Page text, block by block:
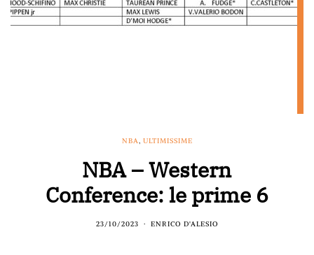
NBA, ULTIMISSIME
NBA – Western
Conference: le prime 6
23/10/2023 ENRICO D'ALESIO